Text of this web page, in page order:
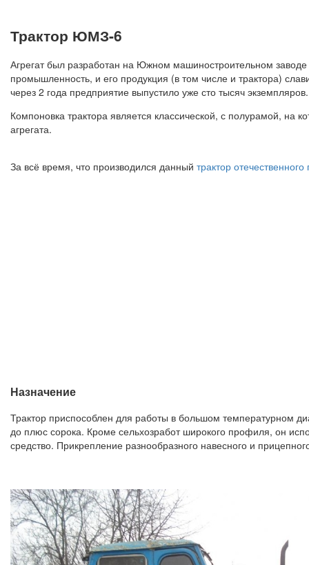
Трактор ЮМЗ-6
Агрегат был разработан на Южном машиностроительном
промышленность, и его продукция (в том числе и трактора)
через 2 года предприятие выпустило уже сто тысяч экземпляров.
Компоновка трактора является классической, с полурамой, на
агрегата.
За всё время, что производился данный трактор отечественного
Назначение
Трактор приспособлен для работы в большом температурном
до плюс сорока. Кроме сельхозработ широкого профиля, он
средство. Прикрепление разнообразного навесного и